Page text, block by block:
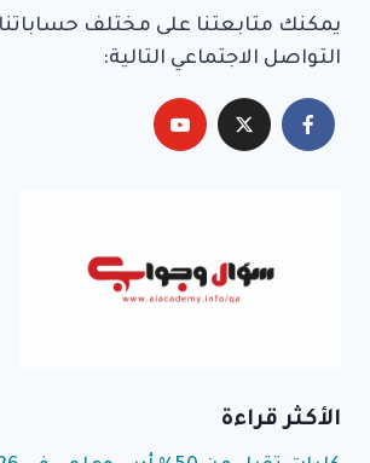
يمكنك متابعتنا على مختلف
التواصل الاجتماعي التالية:
الأكثر قراءة